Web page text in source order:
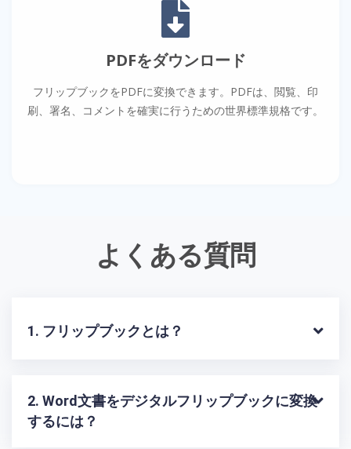
PDFをダウンロード
フリップブックをPDFに変換できます。PDFは、閲覧、印
刷、署名、コメントを確実に行うための世界標準規格です。
よくある質問
1. フリップブックとは？
2. Word文書をデジタルフリップブックに変換
するには？